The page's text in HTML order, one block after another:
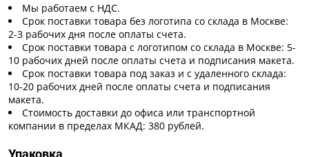
Мы работаем с НДС.
Срок поставки товара без логотипа со склада в Москве:
2-3 рабочих дня после оплаты счета.
Срок поставки товара с логотипом со склада в Москве: 5-
10 рабочих дней после оплаты счета и подписания макета.
Срок поставки товара под заказ и с удаленного склада:
10-20 рабочих дней после оплаты счета и подписания
макета.
Стоимость доставки до офиса или транспортной
компании в пределах МКАД: 380 рублей.
Упаковка